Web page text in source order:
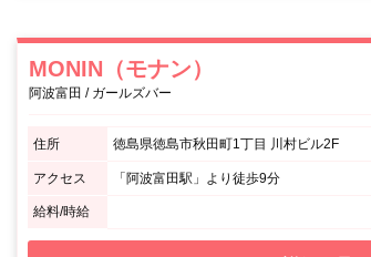
MONIN（モナン）
阿波富田 / ガールズバー
住所 徳島県徳島市秋田町1丁目 川村ビル2F
アクセス 「阿波富田駅」より徒歩9分
給料/時給